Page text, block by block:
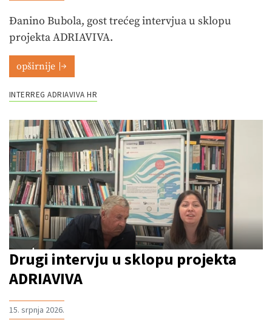
Đanino Bubola, gost trećeg intervjua u sklopu
projekta ADRIAVIVA.
opširnije
INTERREG ADRIAVIVA HR
Drugi intervju u sklopu projekta
ADRIAVIVA
15. srpnja 2026.